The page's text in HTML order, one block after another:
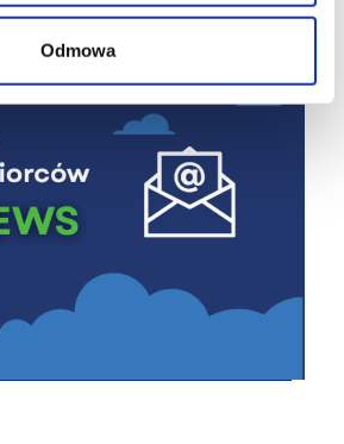
Odmowa